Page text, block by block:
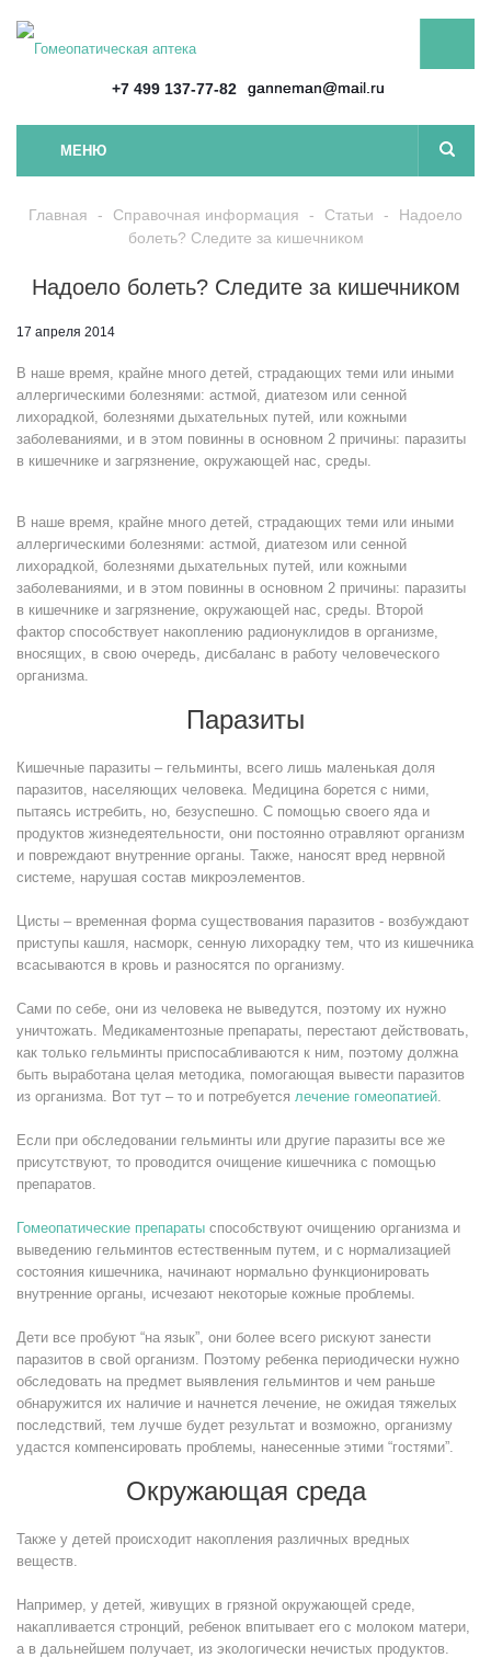
+7 499 137-77-82 ganneman@mail.ru
МЕНЮ
Главная - Справочная информация - Статьи -
Надоело
болеть? Следите за кишечником
Надоело болеть? Следите за кишечником
17 апреля 2014
В наше время, крайне много детей, страдающих теми или иными
аллергическими болезнями: астмой, диатезом или сенной
лихорадкой, болезнями дыхательных путей, или кожными
заболеваниями, и в этом повинны в основном 2 причины: паразиты
в кишечнике и загрязнение, окружающей нас, среды.
В наше время, крайне много детей, страдающих теми или иными
аллергическими болезнями: астмой, диатезом или сенной
лихорадкой, болезнями дыхательных путей, или кожными
заболеваниями, и в этом повинны в основном 2 причины: паразиты
в кишечнике и загрязнение, окружающей нас, среды. Второй
фактор способствует накоплению радионуклидов в организме,
вносящих, в свою очередь, дисбаланс в работу человеческого
организма.
Паразиты
Кишечные паразиты – гельминты, всего лишь маленькая доля
паразитов, населяющих человека. Медицина борется с ними,
пытаясь истребить, но, безуспешно. С помощью своего яда и
продуктов жизнедеятельности, они постоянно отравляют организм
и повреждают внутренние органы. Также, наносят вред нервной
системе, нарушая состав микроэлементов.
Цисты – временная форма существования паразитов - возбуждают
приступы кашля, насморк, сенную лихорадку тем, что из кишечника
всасываются в кровь и разносятся по организму.
Сами по себе, они из человека не выведутся, поэтому их нужно
уничтожать. Медикаментозные препараты, перестают действовать,
как только гельминты приспосабливаются к ним, поэтому должна
быть выработана целая методика, помогающая вывести паразитов
из организма. Вот тут – то и потребуется лечение гомеопатией.
Если при обследовании гельминты или другие паразиты все же
присутствуют, то проводится очищение кишечника с помощью
препаратов.
Гомеопатические препараты способствуют очищению организма и
выведению гельминтов естественным путем, и с нормализацией
состояния кишечника, начинают нормально функционировать
внутренние органы, исчезают некоторые кожные проблемы.
Дети все пробуют “на язык”, они более всего рискуют занести
паразитов в свой организм. Поэтому ребенка периодически нужно
обследовать на предмет выявления гельминтов и чем раньше
обнаружится их наличие и начнется лечение, не ожидая тяжелых
последствий, тем лучше будет результат и возможно, организму
удастся компенсировать проблемы, нанесенные этими “гостями”.
Окружающая среда
Также у детей происходит накопления различных вредных
веществ.
Например, у детей, живущих в грязной окружающей среде,
накапливается стронций, ребенок впитывает его с молоком матери,
а в дальнейшем получает, из экологически нечистых продуктов.